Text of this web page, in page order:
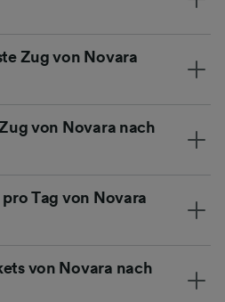
Zug von Novara
von Novara nach
Tag von Novara
von Novara nach